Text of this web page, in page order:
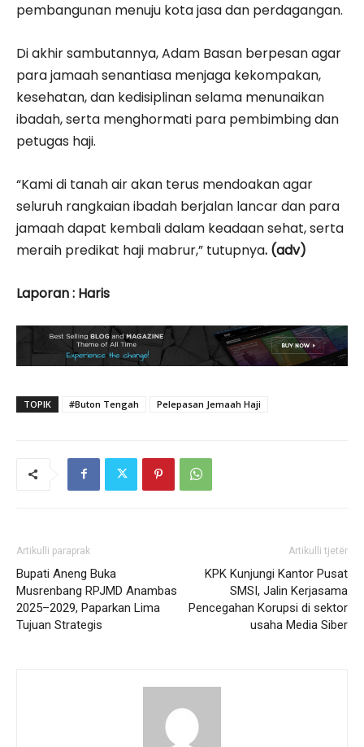
pembangunan menuju kota jasa dan perdagangan.
Di akhir sambutannya, Adam Basan berpesan agar
para jamaah senantiasa menjaga kekompakan,
kesehatan, dan kedisiplinan selama menunaikan
ibadah, serta menghormati para pembimbing dan
petugas haji.
“Kami di tanah air akan terus mendoakan agar
seluruh rangkaian ibadah berjalan lancar dan para
jamaah dapat kembali dalam keadaan sehat, serta
meraih predikat haji mabrur,” tutupnya. (adv)
Laporan : Haris
TOPIK #Buton Tengah Pelepasan Jemaah Haji
Artikulli paraprak
Bupati Aneng Buka
Musrenbang RPJMD Anambas
2025–2029, Paparkan Lima
Tujuan Strategis
Artikulli tjetër
KPK Kunjungi Kantor Pusat
SMSI, Jalin Kerjasama
Pencegahan Korupsi di sektor
usaha Media Siber